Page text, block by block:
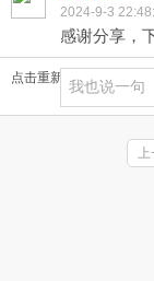
2024-9-3
感谢分享，
点击重新加载